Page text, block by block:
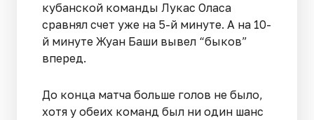
кубанской команды Лукас Оласа
сравнял счет уже на 5-й минуте. А на 10-
й минуте Жуан Баши вывел “быков”
вперед.
До конца матча больше голов не было,
хотя у обеих команд был ни один шанс